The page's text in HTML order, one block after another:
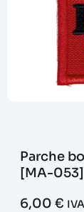
Parche
[MA-053]
6,00 €